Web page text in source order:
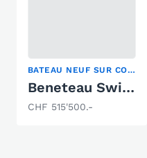
BATEAU NEUF SUR COMMANDE
Beneteau Swift Trawler 41 Sedan
CHF 515'500.-